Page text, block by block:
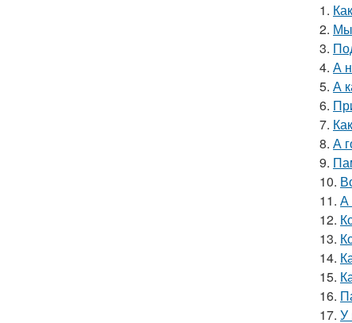
1.
2. Мы
3.
4. А
5. А
6.
7.
8. А
9.
10.
11. А
12.
13.
14.
15.
16.
17. У